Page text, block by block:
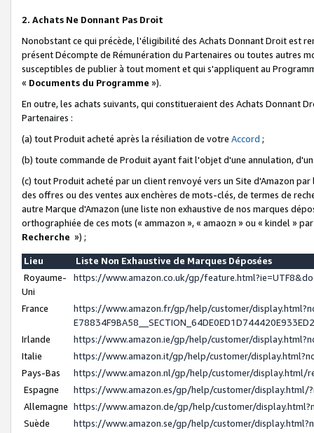
2. Achats Ne Donnant Pas Droit
Nonobstant ce qui précède, l'éligibilité des Achats Donnant Droit est
présent Décompte de Rémunération du Partenaires ou toutes autres
susceptibles de publier à tout moment et qui s'appliquent au
« Documents du Programme »).
En outre, les achats suivants, qui constitueraient des Achats Donnant
Partenaires :
(a) tout Produit acheté après la résiliation de votre Accord ;
(b) toute commande de Produit ayant fait l'objet d'une annulation,
(c) tout Produit acheté par un client renvoyé vers un Site d'Amazon
des offres ou des ventes aux enchères de mots-clés, de termes de
autre Marque d'Amazon (une liste non exhaustive de nos marques
orthographiée de ces mots (« ammazon », « amaozn » ou « kindel »
Recherche ») ;
Lieu
Liste Non Exhaustive de Marques Déposées
Royaume-
Uni
https://www.amazon.co.uk/gp/
France
https://www.amazon.fr/gp/help/customer/
Irlande
https://www.amazon.ie/gp/help/customer/
Italie
https://www.amazon.it/gp/help/customer/
Pays-Bas
https://www.amazon.nl/gp/help/customer/display.html/
Espagne
https://www.amazon.es/gp/help/customer/display.html/
Allemagne https://www.amazon.de/gp/help/customer/
Suède
https://www.amazon.se/gp/help/customer/